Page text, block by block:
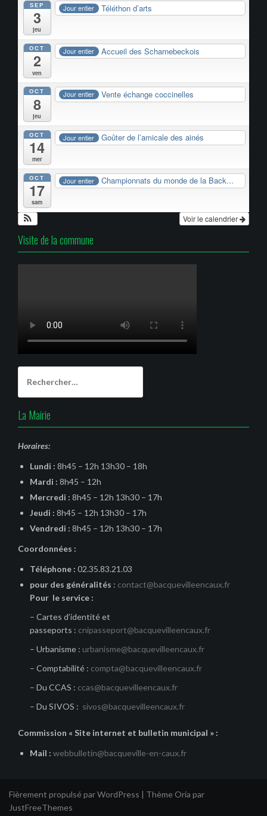
SEP
3
jeu
Jour entier Téléthon d’arts
OCT
2
ven
Jour entier Accueil des Scharnebeckois
OCT
8
jeu
Jour entier Vente échange coccinelles
OCT
14
mer
Jour entier Goûter de l’amicale des ainés
OCT
17
sam
Jour entier Championnats du monde de la Back...
Voir le calendrier
Visite de la commune
La Mairie
Horaires:
Lundi : 8h45 – 12h 13h30 – 18h
Mardi : 8h45 – 12h
Mercredi : 8h45 – 12h 13h30 – 17h
Jeudi : 8h45 – 12h 13h30 – 17h
Vendredi : 8h45 – 12h 13h30 – 17h
Coordonnées :
Téléphone : 02.35.83.21.03
pour des généralités : contact@bacquevilleencaux.fr
Pour le service :
– Cartes d’identité et
passeports : cnipasseport@bacquevilleencaux.fr
– Urbanisme : urbanisme@bacquevilleencaux.fr
– Comptabilité : compta@bacquevilleencaux.fr
– Du CCAS : ccas@bacquevilleencaux.fr
– Du SIVOS : sivos@bacquevilleencaux.fr
Commission « Site internet et bulletin municipal » :
Mail : webbulletin@bacqueville-en-caux.fr
Fièrement propulsé par WordPress | Thème Oria par
JustFreeThemes